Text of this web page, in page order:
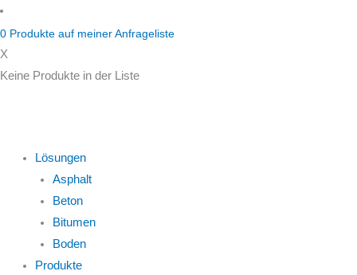
Zum
Inhalt
springen
0 Produkte auf meiner Anfrageliste
X
Keine Produkte in der Liste
Lösungen
Asphalt
Beton
Bitumen
Boden
Produkte